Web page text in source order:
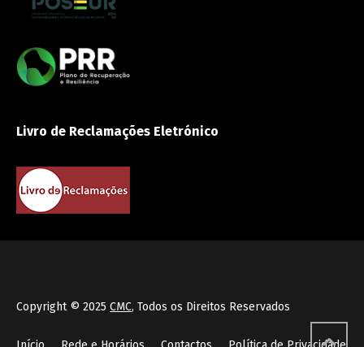
Livro de Reclamações Eletrónico
Copyright © 2025 CMC, Todos os Direitos Reservados